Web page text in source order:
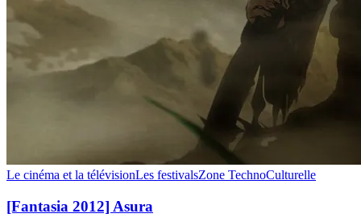
[Fantasia
Asura
Le cinéma et la télévisionLes festivalsZone TechnoCulturelle
[Fantasia 2012] Asura